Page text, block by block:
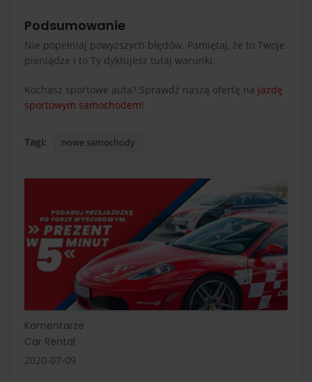
Podsumowanie
Nie popełniaj powyższych błędów. Pamiętaj, że to Twoje
pieniądze i to Ty dyktujesz tutaj warunki.
Kochasz sportowe auta? Sprawdź naszą ofertę na jazdę
sportowym samochodem!
Tagi: nowe samochody
Komentarze
Car Rental
2020-07-09